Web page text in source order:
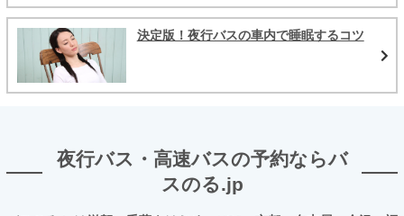
決定版！夜行バスの車内で睡眠するコツ
夜行バス・高速バスの予約ならバ
スのる.jp